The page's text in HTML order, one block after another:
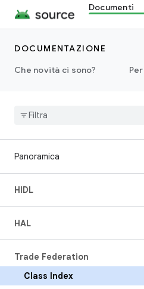
Documenti
DOCUMENTAZIONE
Che novità ci sono?
Panoramica
HIDL
HAL
Trade Federation
Class Index